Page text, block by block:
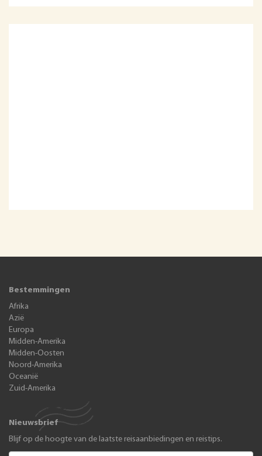
Bestemmingen
Afrika
Azië
Europa
Midden-Amerika
Midden-Oosten
Noord-Amerika
Oceanië
Zuid-Amerika
Nieuwsbrief
Blijf op de hoogte van de laatste reisaanbiedingen en reistips.